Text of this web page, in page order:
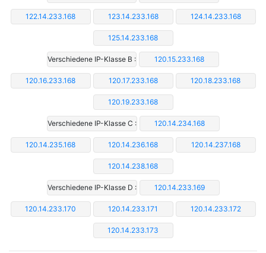
122.14.233.168 123.14.233.168 124.14.233.168
125.14.233.168
Verschiedene IP-Klasse B : 120.15.233.168
120.16.233.168 120.17.233.168 120.18.233.168
120.19.233.168
Verschiedene IP-Klasse C : 120.14.234.168
120.14.235.168 120.14.236.168 120.14.237.168
120.14.238.168
Verschiedene IP-Klasse D : 120.14.233.169
120.14.233.170 120.14.233.171 120.14.233.172
120.14.233.173